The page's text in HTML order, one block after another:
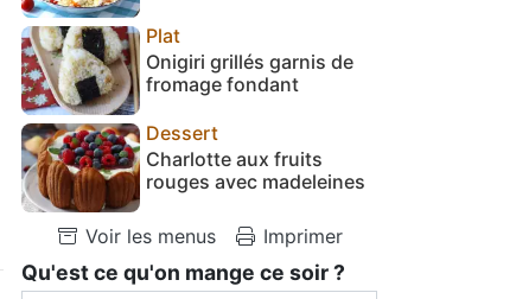
Plat
Onigiri grillés garnis de
fromage fondant
Dessert
Charlotte aux fruits
rouges avec madeleines
Voir les menus Imprimer
Qu'est ce qu'on mange ce soir ?